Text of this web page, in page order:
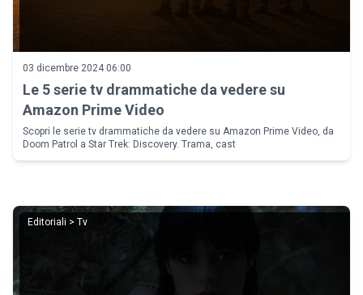
03 dicembre 2024 06:00
Le 5 serie tv drammatiche da vedere su
Amazon Prime Video
Scopri le serie tv drammatiche da vedere su Amazon Prime Video, da
Doom Patrol a Star Trek: Discovery. Trama, cast
Editoriali > Tv